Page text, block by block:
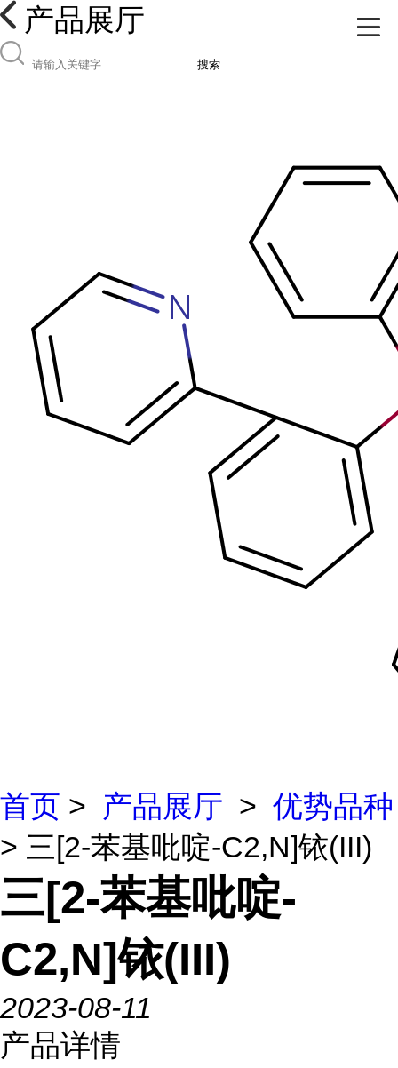
产品展厅
搜索
首页 > 产品展厅 > 优势品种
> 三[2-苯基吡啶-C2,N]铱(III)
三[2-苯基吡啶-
C2,N]铱(III)
2023-08-11
产品详情